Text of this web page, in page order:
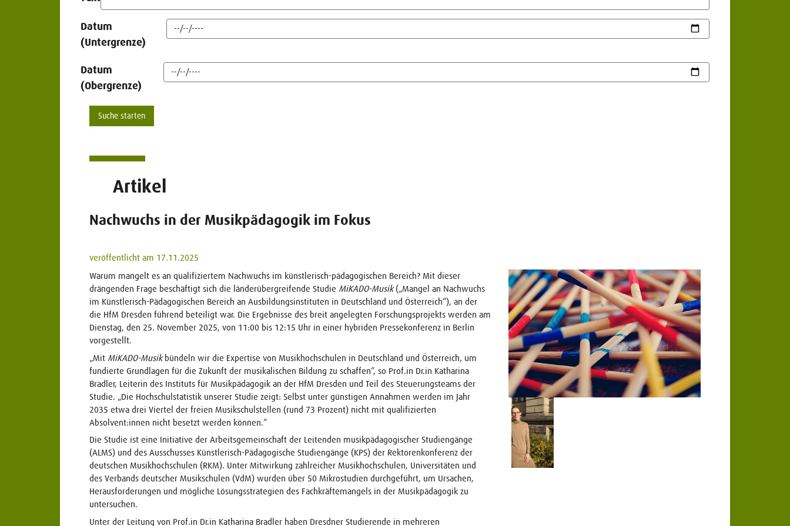
Datum
(Untergrenze)
Datum
(Obergrenze)
Artikel
Nachwuchs in der Musikpädagogik im Fokus
veröffentlicht am 17.11.2025
Warum mangelt es an qualifiziertem Nachwuchs im künstlerisch-pädagogischen Bereich? Mit dieser
drängenden Frage beschäftigt sich die länderübergreifende Studie MiKADO-Musik(„Mangel an Nachwuchs
im Künstlerisch-Pädagogischen Bereich an Ausbildungsinstituten in Deutschland und Österreich“), an der
die HfM Dresden führend beteiligt war. Die Ergebnisse des breit angelegten Forschungsprojekts werden am
Dienstag, den 25. November 2025, von 11:00 bis 12:15 Uhr in einer hybriden Pressekonferenz in Berlin
vorgestellt.
„Mit MiKADO-Musikbündeln wir die Expertise von Musikhochschulen in Deutschland und Österreich, um
fundierte Grundlagen für die Zukunft der musikalischen Bildung zu schaffen“, so Prof.in Dr.in Katharina
Bradler, Leiterin des Instituts für Musikpädagogik an der HfM Dresden und Teil des Steuerungsteams der
Studie. „Die Hochschulstatistik unserer Studie zeigt: Selbst unter günstigen Annahmen werden im Jahr
2035 etwa drei Viertel der freien Musikschulstellen (rund 73 Prozent) nicht mit qualifizierten
Absolvent:innen nicht besetzt werden können.“
Die Studie ist eine Initiative der Arbeitsgemeinschaft der Leitenden musikpädagogischer Studiengänge
(ALMS) und des Ausschusses Künstlerisch-Pädagogische Studiengänge (KPS) der Rektorenkonferenz der
deutschen Musikhochschulen (RKM). Unter Mitwirkung zahlreicher Musikhochschulen, Universitäten und
des Verbands deutscher Musikschulen (VdM) wurden über 50 Mikrostudien durchgeführt, um Ursachen,
Herausforderungen und mögliche Lösungsstrategien des Fachkräftemangels in der Musikpädagogik zu
untersuchen.
Unter der Leitung von Prof.in Dr.in Katharina Bradler haben Dresdner Studierende in mehreren